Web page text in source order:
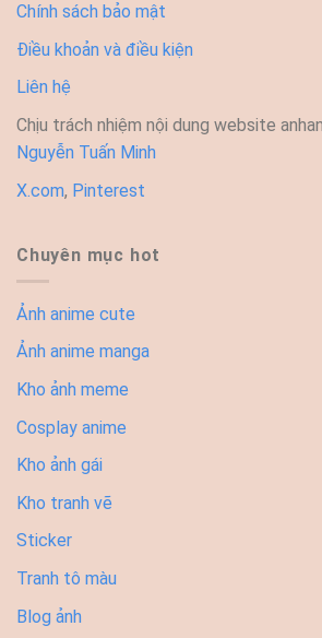
Chính sách bảo mật
Điều khoản và điều kiện
Liên hệ
Chịu trách nhiệm nội dung website
Nguyễn Tuấn Minh
X.com, Pinterest
Chuyên mục hot
Ảnh anime cute
Ảnh anime manga
Kho ảnh meme
Cosplay anime
Kho ảnh gái
Kho tranh vẽ
Sticker
Tranh tô màu
Blog ảnh